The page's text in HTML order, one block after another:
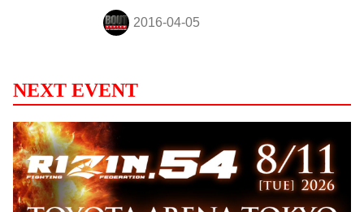
シアター）に出場する土屋大喜（roots／フ
ェザー級（-61.2kg）世界8位）の対戦相手
まった。COROはMMA戦績25戦13勝（6
一...
NEXT EVENT